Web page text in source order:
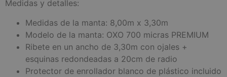
Medidas y detalles:
Medidas de la manta: 8,00m x 3,30m
Modelo de la manta: OXO 700 micras PREMIUM
Ribete en un ancho de 3,30m con ojales +
esquinas redondeadas a 20cm de radio
Protector de enrollador blanco de plástico incluido